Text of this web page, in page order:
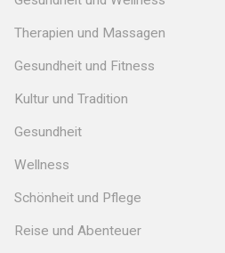
Therapien und Massagen
Gesundheit und Fitness
Kultur und Tradition
Gesundheit
Wellness
Schönheit und Pflege
Reise und Abenteuer